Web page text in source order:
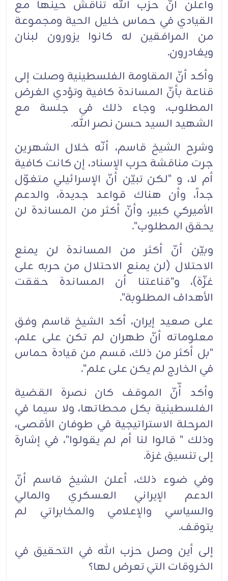
وأعلن أنّ حزب الله تناقش حينها مع
القيادي في حماس خليل الحية ومجموعة
من المرافقين له كانوا يزورون لبنان
ويغادرون.
وأكد أنّ المقاومة الفلسطينية وصلت إلى
قناعة بأنّ المساندة كافية وتؤدي الغرض
المطلوب، وجاء ذلك في جلسة مع
الشهيد السيد حسن نصر الله.
وشرح الشيخ قاسم، أنّه خلال الشهرين
جرت مناقشة حرب الإسناد، إن كانت كافية
أم لا، و "لكن تبيّن أنّ الإسرائيلي متغوّل
جداً، وأن هناك قواعد جديدة، والدعم
الأميركي كبير، وأنّ أكثر من المساندة لن
يحقق المطلوب".
وبيّن أنّ أكثر من المساندة لن يمنع
الاحتلال (لن يمنع الاحتلال من حربه على
غزّة)، و"قناعتنا أن المساندة حققت
الأهداف المطلوبة".
على صعيد إيران، أكد الشيخ قاسم وفق
معلوماته أنّ طهران لم تكن على علم،
"بل أكثر من ذلك، قسم من قيادة حماس
في الخارج لم يكن على علم".
وأكد أّنّ الموقف كان نصرة القضية
الفلسطينية بكل محطاتها، ولا سيما في
المرحلة الاستراتيجية في طوفان الأقصى،
وذلك " قالوا لنا أم لم يقولوا"، في إشارة
إلى تنسيق غزة.
وفي ضوء ذلك، أعلن الشيخ قاسم أنّ
الدعم الإيراني العسكري والمالي
والسياسي والإعلامي والمخابراتي لم
يتوقف.
إلى أين وصل حزب الله في التحقيق في
الخروقات التي تعرض لها؟